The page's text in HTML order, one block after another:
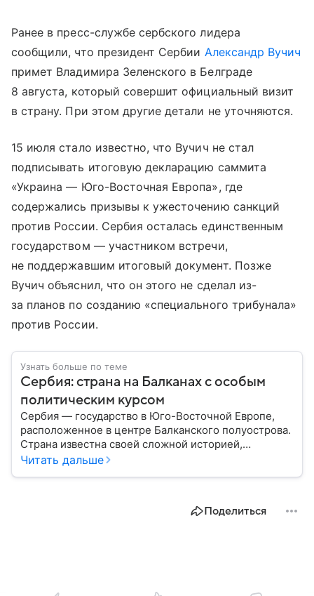
Ранее в пресс-службе сербского лидера
сообщили, что президент Сербии Александр Вучич
примет Владимира Зеленского в Белграде
8 августа, который совершит официальный визит
в страну. При этом другие детали не уточняются.
15 июля стало известно, что Вучич не стал
подписывать итоговую декларацию саммита
«Украина — Юго-Восточная Европа», где
содержались призывы к ужесточению санкций
против России. Сербия осталась единственным
государством — участником встречи,
не поддержавшим итоговый документ. Позже
Вучич объяснил, что он этого не сделал из-
за планов по созданию «специального трибунала»
против России.
Узнать больше по теме
Сербия: страна на Балканах с особым
политическим курсом
Сербия — государство в Юго-Восточной Европе,
расположенное в центре Балканского полуострова.
Страна известна своей сложной историей,
культурным наследием и особым
Читать дальше
Поделиться